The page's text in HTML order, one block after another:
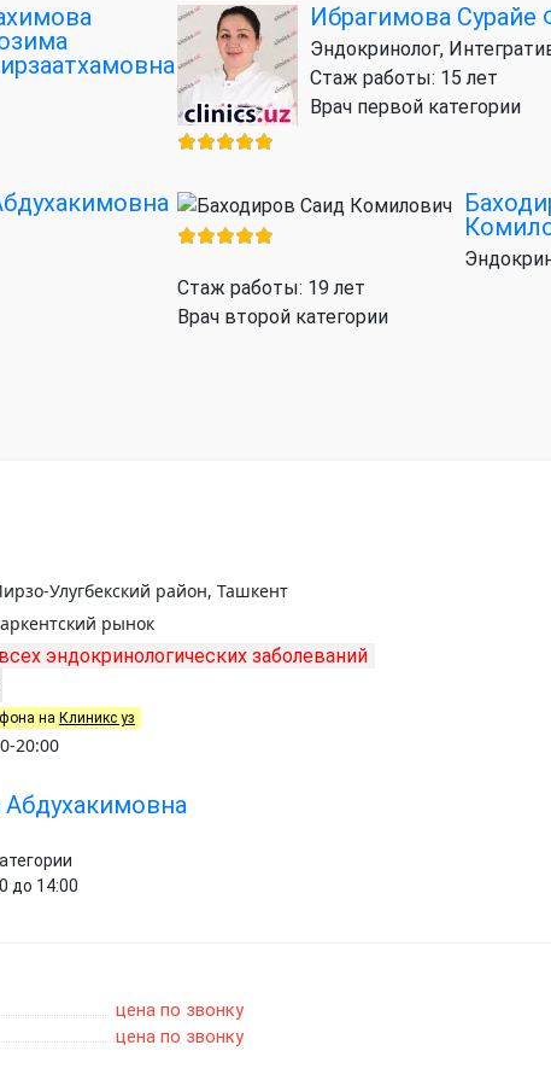
Ибрагимова Сурайе
Эндокринолог,
Стаж работы: 15 лет
Врач первой категории
Стаж работы: 19 лет
Врач второй категории
Улугбекский район, Ташкент
рынок
эндокринологических заболеваний
на Клиникс уз
20:00
до 14:00
цена по звонку
цена по звонку